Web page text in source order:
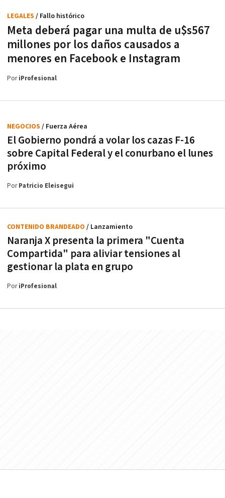
Meta deberá pagar una multa de u$s567
millones por los daños causados a
menores en Facebook e Instagram
LEGALES / Fallo histórico
PoriProfesional
El Gobierno pondrá a volar los cazas F-16
sobre Capital Federal y el conurbano el lunes
próximo
NEGOCIOS / Fuerza Aérea
PorPatricio Eleisegui
Naranja X presenta la primera "Cuenta
Compartida" para aliviar tensiones al
gestionar la plata en grupo
CONTENIDO BRANDEADO / Lanzamiento
PoriProfesional